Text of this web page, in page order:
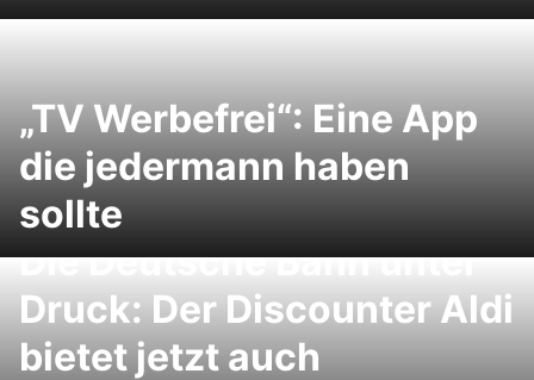
„TV Werbefrei“: Eine App
die jedermann haben
sollte
Die Deutsche Bahn unter
Druck: Der Discounter Aldi
bietet jetzt auch